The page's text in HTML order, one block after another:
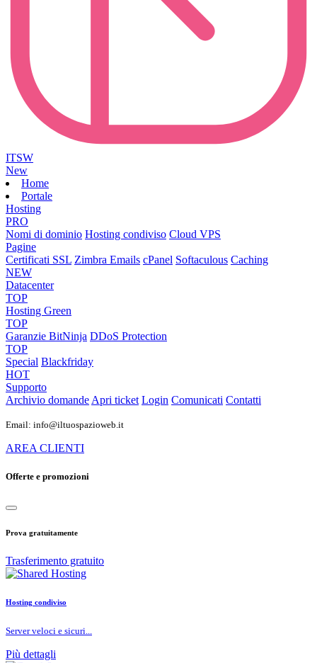
ITSW
New
Home
Portale
Hosting
PRO
Nomi di dominio Hosting condiviso Cloud VPS
Pagine
Certificati SSL Zimbra Emails cPanel Softaculous Caching
NEW
Datacenter
TOP
Hosting Green
TOP
Garanzie BitNinja DDoS Protection
TOP
Special Blackfriday
HOT
Supporto
Archivio domandeApri ticket Login Comunicati Contatti
Email: info@iltuospazioweb.it
AREA CLIENTI
Offerte e promozioni
Prova gratuitamente
Trasferimento gratuito
Hosting condiviso
Server veloci e sicuri...
Più dettagli